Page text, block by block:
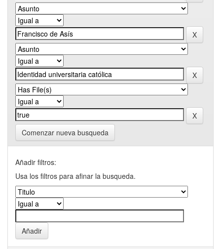
Comenzar nueva busqueda
Añadir filtros:
Usa los filtros para afinar la busqueda.